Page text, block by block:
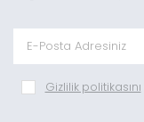
Gizlilik politikasını